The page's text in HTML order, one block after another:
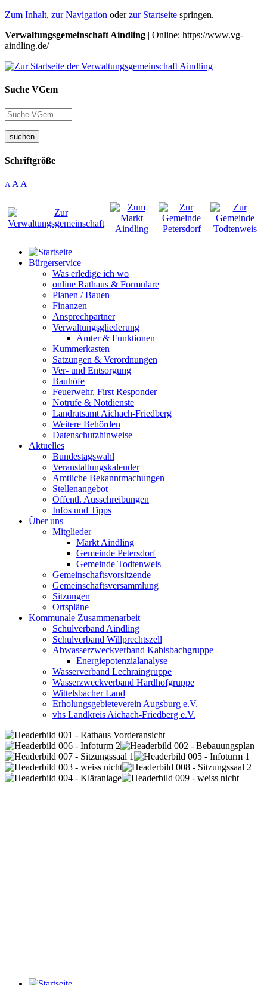
Zum Inhalt, zur Navigation oderzur Startseite springen.
Verwaltungsgemeinschaft Aindling | Online: https://www.vg-
aindling.de/
Suche VGem
suchen
Schriftgröße
A A A
Bürgerservice
Was erledige ich wo
online Rathaus & Formulare
Planen / Bauen
Finanzen
Ansprechpartner
Verwaltungsgliederung
Ämter & Funktionen
Kummerkasten
Satzungen & Verordnungen
Ver- und Entsorgung
Bauhöfe
Feuerwehr, First Responder
Notrufe & Notdienste
Landratsamt Aichach-Friedberg
Weitere Behörden
Datenschutzhinweise
Aktuelles
Bundestagswahl
Veranstaltungskalender
Amtliche Bekanntmachungen
Stellenangebot
Öffentl. Ausschreibungen
Infos und Tipps
Über uns
Mitglieder
Markt Aindling
Gemeinde Petersdorf
Gemeinde Todtenweis
Gemeinschaftsvorsitzende
Gemeinschaftsversammlung
Sitzungen
Ortspläne
Kommunale Zusammenarbeit
Schulverband Aindling
Schulverband Willprechtszell
Abwasserzweckverband Kabisbachgruppe
Energiepotenzialanalyse
Wasserverband Lechraingruppe
Wasserzweckverband Hardhofgruppe
Wittelsbacher Land
Erholungsgebieteverein Augsburg e.V.
vhs Landkreis Aichach-Friedberg e.V.